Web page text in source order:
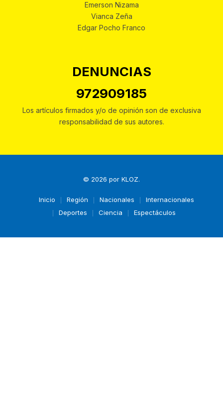
Emerson Nizama
Vianca Zeña
Edgar Pocho Franco
DENUNCIAS
972909185
Los artículos firmados y/o de opinión son de exclusiva
responsabilidad de sus autores.
© 2026 por KLOZ.
Inicio Región Nacionales
Internacionales
Deportes
Ciencia Espectáculos